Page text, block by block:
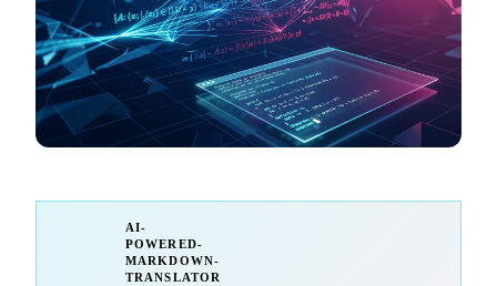
AI-
POWERED-
MARKDOWN-
TRANSLATOR